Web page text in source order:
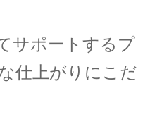
サポートするプ
仕上がりにこだ